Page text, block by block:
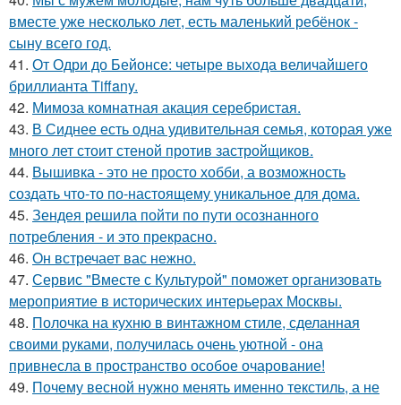
вместе уже несколько лет, есть маленький ребёнок -
сыну всего год.
41. От Одри до Бейонсе: четыре выхода величайшего
бриллианта Tiffany.
42. Мимоза комнатная акация серебристая.
43. В Сиднее есть одна удивительная семья, которая уже
много лет стоит стеной против застройщиков.
44. Вышивка - это не просто хобби, а возможность
создать что-то по-настоящему уникальное для дома.
45. Зендея решила пойти по пути осознанного
потребления - и это прекрасно.
46. Он встречает вас нежно.
47. Сервис "Вместе с Культурой" поможет организовать
мероприятие в исторических интерьерах Москвы.
48. Полочка на кухню в винтажном стиле, сделанная
своими руками, получилась очень уютной - она
привнесла в пространство особое очарование!
49. Почему весной нужно менять именно текстиль, а не